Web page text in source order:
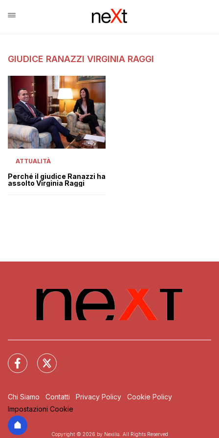
GIUDICE RANAZZI VIRGINIA RAGGI
ATTUALITÀ
Perché il giudice Ranazzi ha
assolto Virginia Raggi
Chi Siamo Contatti Privacy Policy
Cookie Policy
Impostazioni Cookie
Copyright © 2026 by Nexilia. All Rights Reserved